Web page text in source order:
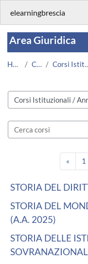
elearningbrescia
Area Giuridica
Home Corsi Corsi
Categorie di corso
Cerca corsi
« 1
STORIA DEL
STORIA DEL
(A.A. 2025)
STORIA DELLE